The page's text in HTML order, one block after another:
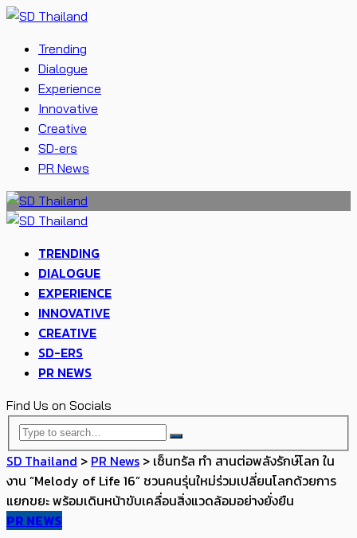
Trending
Dialogue
Experience
Innovative
Creative
SD-ers
PR News
TRENDING
DIALOGUE
EXPERIENCE
INNOVATIVE
CREATIVE
SD-ERS
PR NEWS
Find Us on Socials
SD Thailand > PR News > เซ็นทรัล ทำ สานต่อพลังรักษ์โลก ใน
งาน “Melody of Life 16” ชวนคนรุ่นใหม่ร่วมเปลี่ยนโลกด้วยการ
แยกขยะ พร้อมเดินหน้าขับเคลื่อนสิ่งแวดล้อมอย่างยั่งยืน
PR NEWS